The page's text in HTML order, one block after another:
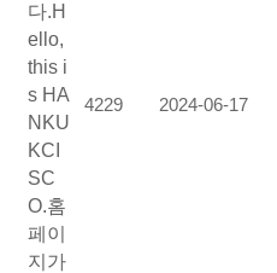
다.H
ello,
this i
s HA
NKU
KCI
SC
O.홈
페이
지가
4229 2024-06-17